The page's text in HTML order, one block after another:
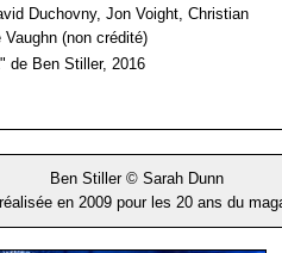
Duchovny, Jon Voight, Christian
(non crédité)
de Ben Stiller, 2016
Ben Stiller © Sarah Dunn
en 2009 pour les 20 ans du